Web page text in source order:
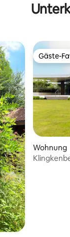
Gäste-
Gäste-
Wohnung